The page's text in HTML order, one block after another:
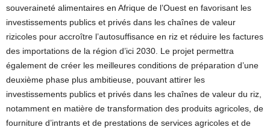
souveraineté alimentaires en Afrique de l’Ouest en favorisant les
investissements publics et privés dans les chaînes de valeur
rizicoles pour accroître l’autosuffisance en riz et réduire les factures
des importations de la région d’ici 2030. Le projet permettra
également de créer les meilleures conditions de préparation d’une
deuxième phase plus ambitieuse, pouvant attirer les
investissements publics et privés dans les chaînes de valeur du riz,
notamment en matière de transformation des produits agricoles, de
fourniture d’intrants et de prestations de services agricoles et de